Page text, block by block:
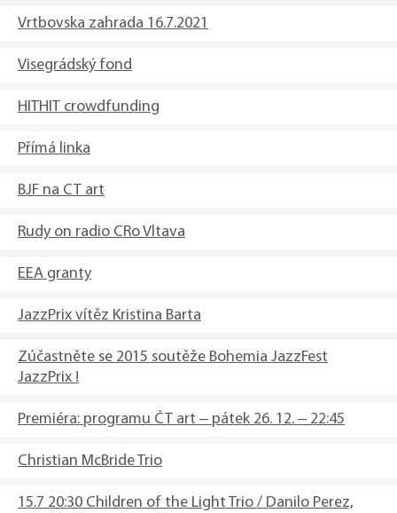
Vrtbovska zahrada 16.7.2021
Visegrádský fond
HITHIT crowdfunding
Přímá linka
BJF na CT art
Rudy on radio CRo Vltava
EEA granty
JazzPrix vítěz Kristina Barta
​Zúčastněte se 2015 soutěže Bohemia JazzFest
JazzPrix !
Premiéra: programu ČT art – pátek 26. 12. – 22:45
Christian McBride Trio
15.7 20:30 Children of the Light Trio / Danilo Perez,